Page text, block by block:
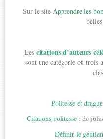
Sur le site Apprendre les
Les citations d’auteurs
sont une catégorie où trois
Politesse et drague
Citations politesse : de
Définir le